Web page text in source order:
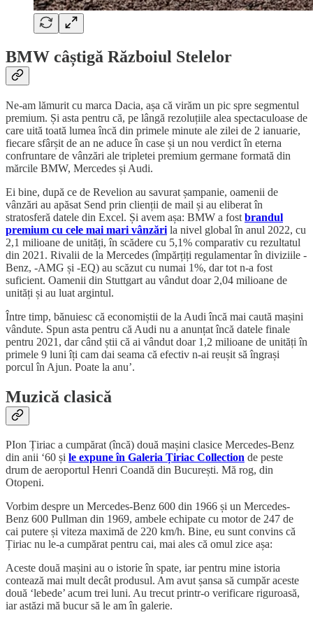
BMW câștigă Războiul Stelelor
Ne-am lămurit cu marca Dacia, așa că virăm un pic spre segmentul
premium. Și asta pentru că, pe lângă rezoluțiile alea spectaculoase de
care uită toată lumea încă din primele minute ale zilei de 2 ianuarie,
fiecare sfârșit de an ne aduce în case și un nou verdict în eterna
confruntare de vânzări ale tripletei premium germane formată din
mărcile BMW, Mercedes și Audi.
Ei bine, după ce de Revelion au savurat șampanie, oamenii de
vânzări au apăsat Send prin clienții de mail și au eliberat în
stratosferă datele din Excel. Și avem așa: BMW a fost brandul
premium cu cele mai mari vânzări la nivel global în anul 2022, cu
2,1 milioane de unități, în scădere cu 5,1% comparativ cu rezultatul
din 2021. Rivalii de la Mercedes (împărțiți regulamentar în diviziile -
Benz, -AMG și -EQ) au scăzut cu numai 1%, dar tot n-a fost
suficient. Oamenii din Stuttgart au vândut doar 2,04 milioane de
unități și au luat argintul.
Între timp, bănuiesc că economiștii de la Audi încă mai caută mașini
vândute. Spun asta pentru că Audi nu a anunțat încă datele finale
pentru 2021, dar când știi că ai vândut doar 1,2 milioane de unități în
primele 9 luni îți cam dai seama că efectiv n-ai reușit să îngrași
porcul în Ajun. Poate la anu’.
Muzică clasică
PIon Țiriac a cumpărat (încă) două mașini clasice Mercedes-Benz
din anii ‘60 și le expune în Galeria Țiriac Collection de peste
drum de aeroportul Henri Coandă din București. Mă rog, din
Otopeni.
Vorbim despre un Mercedes-Benz 600 din 1966 și un Mercedes-
Benz 600 Pullman din 1969, ambele echipate cu motor de 247 de
cai putere și viteza maximă de 220 km/h. Bine, eu sunt convins că
Țiriac nu le-a cumpărat pentru cai, mai ales că omul zice așa:
Aceste două mașini au o istorie în spate, iar pentru mine istoria
contează mai mult decât produsul. Am avut șansa să cumpăr aceste
două ‘lebede’ acum trei luni. Au trecut printr-o verificare riguroasă,
iar astăzi mă bucur să le am în galerie.